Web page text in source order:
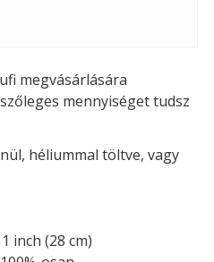
megvásárlására
mennyiséget tudsz
héliummal töltve, vagy
inch (28 cm)